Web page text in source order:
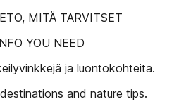
MITÄ TARVITSET
YOU NEED
ja luontokohteita.
and nature tips.